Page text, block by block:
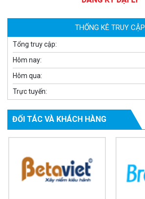
2.060.000 đ
MUA NGAY
THỐNG KÊ TRUY CẬP
Tổng truy cập:
Hôm nay:
Hôm qua:
Trực tuyến:
ĐỐI TÁC VÀ KHÁCH HÀNG